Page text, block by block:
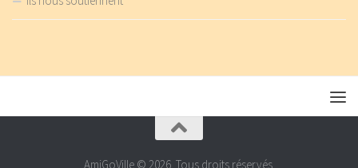
AmiGoVille © 2026. Tous droits réservés.